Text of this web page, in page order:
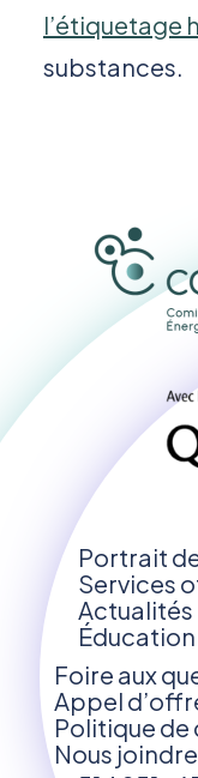
l’étiquetage
substances.
Portrait
Services
Actualités
Éducation
Foire aux
Appel
Politique
Nous joindre